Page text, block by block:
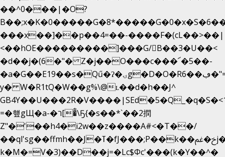
��^0���|�O?
���x��]��p��4=��-����F�(cL��>��|
<��hOE���������]���G/B��3�U��<
�d��j�(6�"� Z�j��O���c���՜�5��-
�a�G��E19��s�Qű�ʔ�ۍg�D�O�Rڢ��6�"=Uh����
y� W�R1tQ�W��g%\@ʟ��d�h��J^
=�헆gЩ�a-�ר[�̐\Ҕ{�s��*`��2撋
Z"�'��h4�i2w��z����A#<�T��/
��ql'sg��ffmh��J�ߠ�fJ���;P��k��خ�ﰬj��0��E8��6G���գN9?
k�M�=V�3)��D��j=�Lc$Φc'���(k�Y��^�